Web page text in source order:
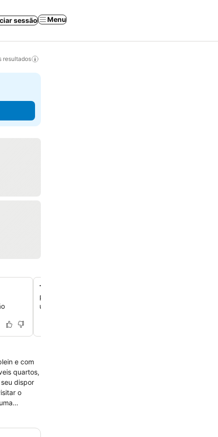
sessão Menu
resultados
Terraço e bar para relaxar
Relaxe no terraço do hotel quando o tempo estiver
uma bebida no bar do local depois de um dia a
e com
quartos,
dispor
o